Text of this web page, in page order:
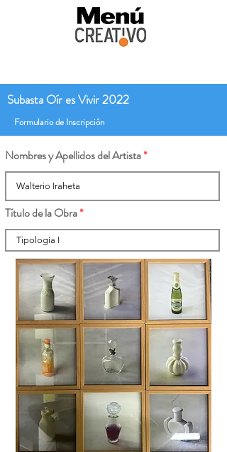
Subasta Oír es Vivir 2022
Formulario de Inscripción
Nombres y Apellidos del Artista
Título de la Obra